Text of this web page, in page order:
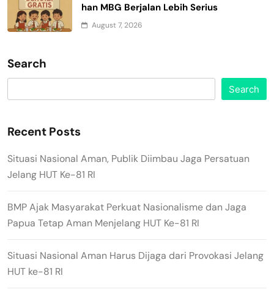
han MBG Berjalan Lebih Serius
August 7, 2026
Search
Search
Recent Posts
Situasi Nasional Aman, Publik Diimbau Jaga Persatuan
Jelang HUT Ke-81 RI
BMP Ajak Masyarakat Perkuat Nasionalisme dan Jaga
Papua Tetap Aman Menjelang HUT Ke-81 RI
Situasi Nasional Aman Harus Dijaga dari Provokasi Jelang
HUT ke-81 RI